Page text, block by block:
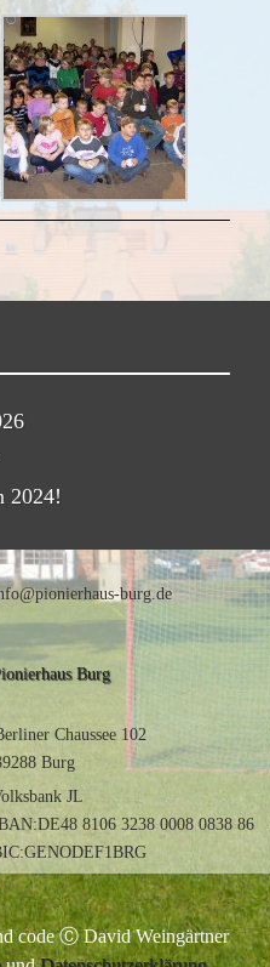
2024!
burg.de
Burg
Chaussee 102
Burg
JL
8106 3238 0008 0838 86
code Ⓒ David Weingärtner